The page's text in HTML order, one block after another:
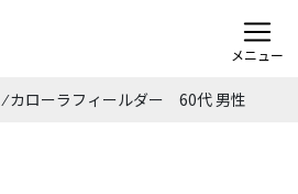
メニュー
⁄カローラフィールダー 60代 男性